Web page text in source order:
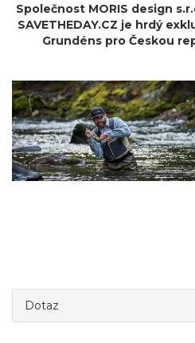
Společnost MORIS design
SAVETHEDAY.CZ je hrdý
Grundéns pro Českou
Dotaz